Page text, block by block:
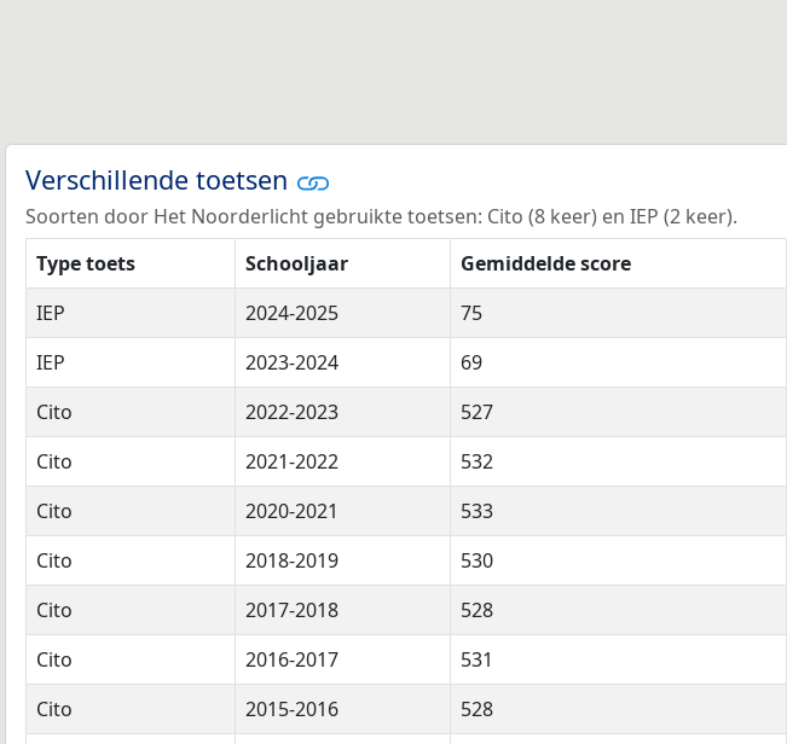
Verschillende toetsen
Soorten door Het Noorderlicht gebruikte toetsen: Cito (8 keer) en IEP (2 keer).
Type toets
Schooljaar
Gemiddelde score
IEP
2024-2025
75
IEP
2023-2024
69
Cito
2022-2023
527
Cito
2021-2022
532
Cito
2020-2021
533
Cito
2018-2019
530
Cito
2017-2018
528
Cito
2016-2017
531
Cito
2015-2016
528